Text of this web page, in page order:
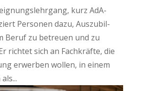
kurz AdA-
Per­so­nen dazu, Aus­zu­bil­
Beruf zu betreu­en und zu
rich­tet sich an Fach­kräf­te, die
erwer­ben wol­len, in einem